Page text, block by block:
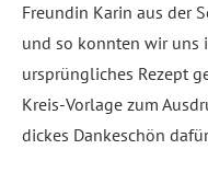
Freundin Karin aus der
und so konnten wir uns
ursprüngliches Rezept
Kreis-Vorlage zum
dickes Dankeschön